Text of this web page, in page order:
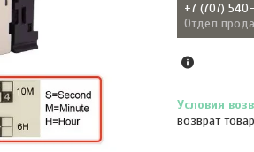
+7 (707)
Отдел
возврат